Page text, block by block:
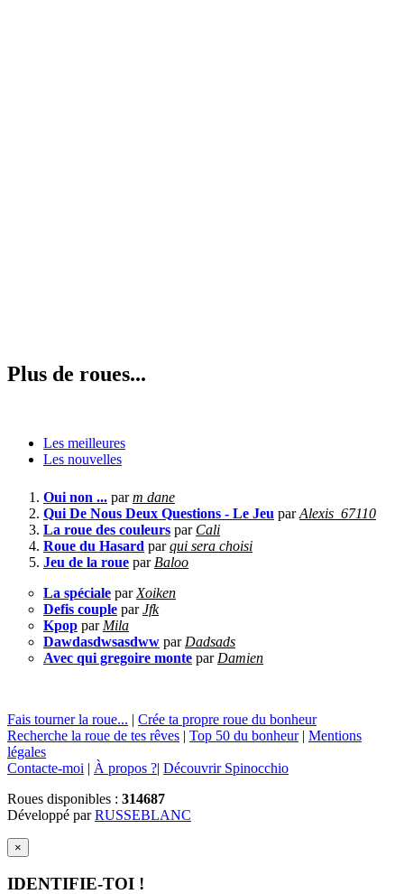
Plus de roues...
Les meilleures
Les nouvelles
Oui non ... parm dane
Qui De Nous Deux Questions - Le Jeu parAlexis_67110
La roue des couleurs par Cali
Roue du Hasard parqui sera choisi
Jeu de la roue par Baloo
La spéciale par Xoiken
Defis couple parJfk
Kpop par Mila
Dawdasdwsasdww par Dadsads
Avec qui gregoire monte par Damien
Fais tourner la roue... | Crée ta propre roue du bonheur
Recherche la roue de tes rêves | Top 50 du bonheur| Mentions
légales
Contacte-moi | À propos ?| Découvrir Spinocchio
Roues disponibles : 314687
Développé parRUSSEBLANC
×
IDENTIFIE-TOI !